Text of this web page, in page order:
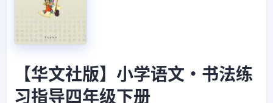
【华文社版】小学语文·书法练
习指导四年级下册